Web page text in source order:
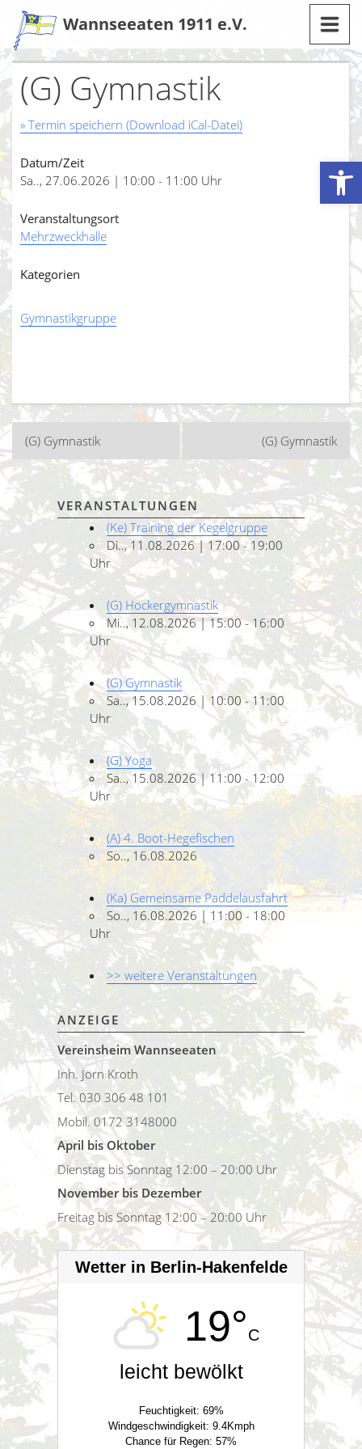
Werkzeugleiste öffnen
Zum
Inhalt
Wannseeaten 1911 e.V.
(G) Gymnastik
» Termin speichern (Download iCal-Datei)
Datum/Zeit
Sa.., 27.06.2026 | 10:00 - 11:00 Uhr
Veranstaltungsort
Mehrzweckhalle
Kategorien
Gymnastikgruppe
Beitragsnavigation
(G) Gymnastik (G) Gymnastik
VERANSTALTUNGEN
(Ke) Training der Kegelgruppe
Di.., 11.08.2026 | 17:00 - 19:00
Uhr
(G) Hockergymnastik
Mi.., 12.08.2026 | 15:00 - 16:00
Uhr
(G) Gymnastik
Sa.., 15.08.2026 | 10:00 - 11:00
Uhr
(G) Yoga
Sa.., 15.08.2026 | 11:00 - 12:00
Uhr
(A) 4. Boot-Hegefischen
So.., 16.08.2026
(Ka) Gemeinsame Paddelausfahrt
So.., 16.08.2026 | 11:00 - 18:00
Uhr
>> weitere Veranstaltungen
ANZEIGE
Vereinsheim Wannseeaten
Inh. Jörn Kroth
Tel. 030 306 48 101
Mobil. 0172 3148000
April bis Oktober
Dienstag bis Sonntag 12:00 – 20:00 Uhr
November bis Dezember
Freitag bis Sonntag 12:00 – 20:00 Uhr
Wetter in Berlin-Hakenfelde
19°C
leicht bewölkt
Feuchtigkeit: 69%
Windgeschwindigkeit: 9.4Kmph
Chance für Regen: 57%